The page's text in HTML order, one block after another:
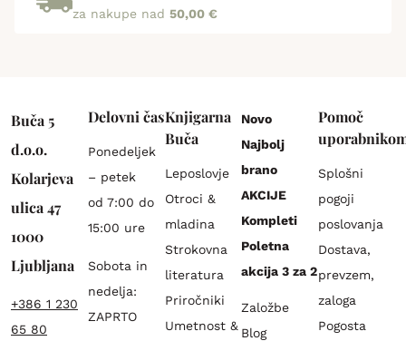
za nakupe nad 50,00 €
Buča 5
d.o.o.
Kolarjeva
ulica 47
1000
Ljubljana
+386 1 230
65 80
Delovni čas
Ponedeljek
– petek
od 7:00 do
15:00 ure
Sobota in
nedelja:
ZAPRTO
Knjigarna
Buča
Leposlovje
Otroci &
mladina
Strokovna
literatura
Priročniki
Umetnost &
Novo
Najbolj
brano
AKCIJE
Kompleti
Poletna
akcija 3 za 2
Založbe
Blog
Pomoč
Splošni
pogoji
poslovanja
Dostava,
prevzem,
zaloga
Pogosta